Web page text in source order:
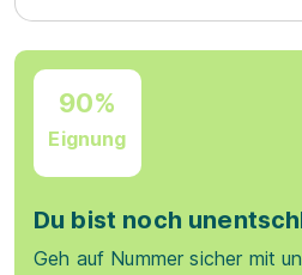
90%
Eignung
Du bist noch
Geh auf Nummer sicher mit